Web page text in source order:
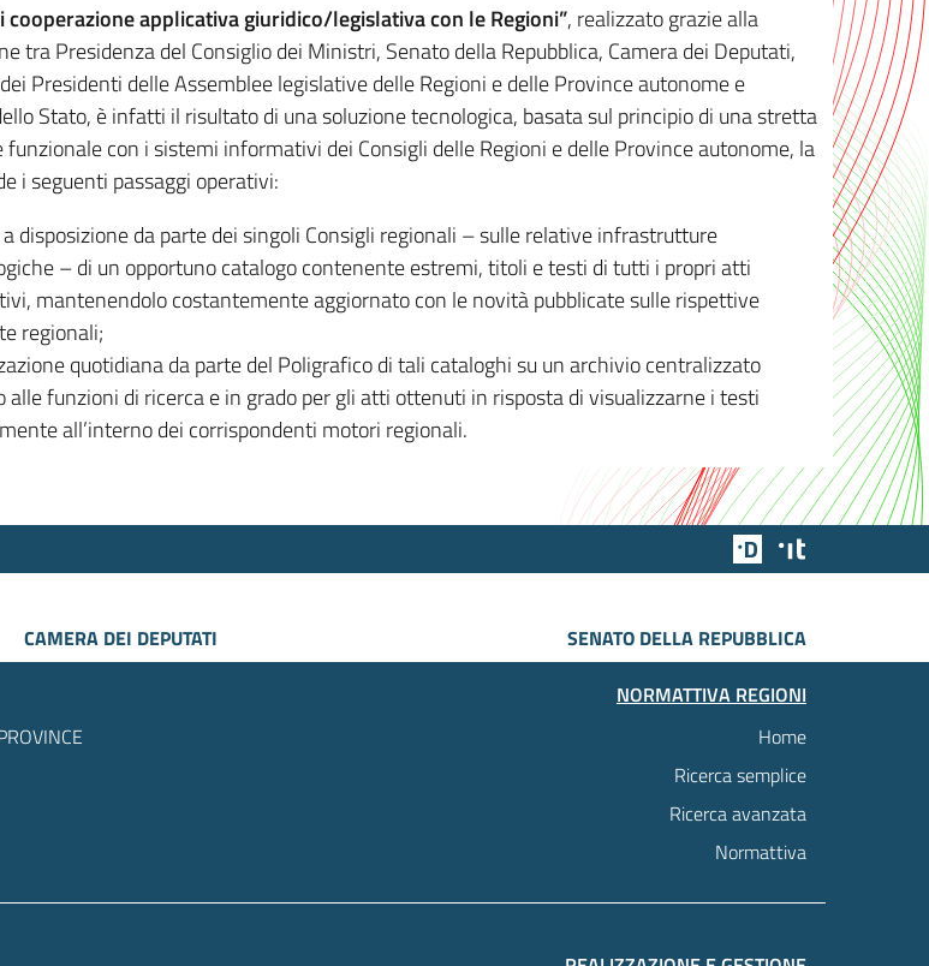
cooperazione applicativa giuridico/legislativa con le Regioni”, realizzato grazie alla
tra Presidenza del Consiglio dei Ministri, Senato della Repubblica, Camera dei Deputati,
Presidenti delle Assemblee legislative delle Regioni e delle Province autonome e
Stato, è infatti il risultato di una soluzione tecnologica, basata sul principio di una stretta
con i sistemi informativi dei Consigli delle Regioni e delle Province autonome, la
i seguenti passaggi operativi:
disposizione da parte dei singoli Consigli regionali – sulle relative infrastrutture
– di un opportuno catalogo contenente estremi, titoli e testi di tutti i propri atti
mantenendolo costantemente aggiornato con le novità pubblicate sulle rispettive
regionali;
quotidiana da parte del Poligrafico di tali cataloghi su un archivio centralizzato
alle funzioni di ricerca e in grado per gli atti ottenuti in risposta di visualizzarne i testi
all’interno dei corrispondenti motori regionali.
Team Digitale
CAMERA DEI DEPUTATI
SENATO DELLA REPUBBLICA
NORMATTIVA REGIONI
Home
Ricerca semplice
Ricerca avanzata
Normattiva